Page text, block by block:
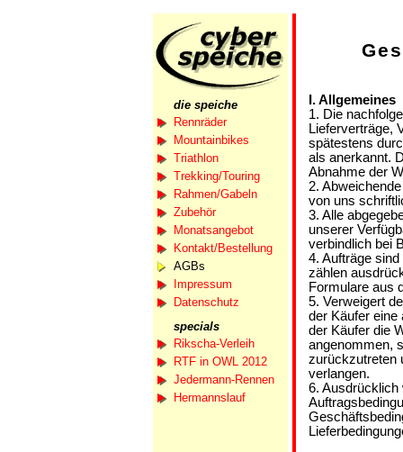
die speiche
Rennräder
Mountainbikes
Triathlon
Trekking/Touring
Rahmen/Gabeln
Zubehör
Monatsangebot
Kontakt/Bestellung
AGBs
Impressum
Datenschutz
specials
Rikscha-Verleih
RTF in OWL 2012
Jedermann-Rennen
Hermannslauf
I. Allgemeines
1. Die
Lieferverträge,
spätestens
als anerkannt.
Abnahme der
2.
von uns
3. Alle
unserer
verbindlich bei
4. Aufträge
zählen
Formulare aus
5. Verweigert
der Käufer
der Käufer die
angenommen,
zurückzutreten
verlangen.
6. Ausdrücklich